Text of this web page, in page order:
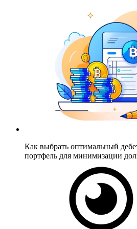
Как выбрать оптимальный
портфель для минимизации